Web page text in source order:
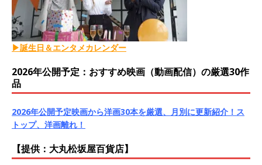
▶誕生日＆エンタメカレンダー
2026年公開予定：おすすめ映画（動画配信）の厳選30作
品
2026年公開予定映画から洋画30本を厳選、月別に更新紹介！ス
トップ、洋画離れ！
【提供：大丸松坂屋百貨店】